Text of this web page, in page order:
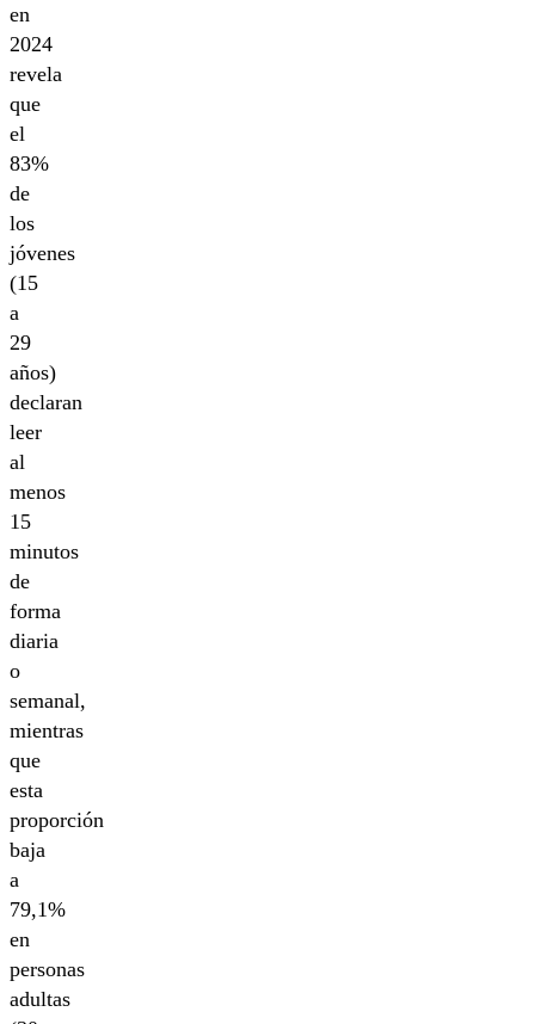
en
2024
revela
que
el
83%
de
los
jóvenes
(15
a
29
años)
declaran
leer
al
menos
15
minutos
de
forma
diaria
o
semanal,
mientras
que
esta
proporción
baja
a
79,1%
en
personas
adultas